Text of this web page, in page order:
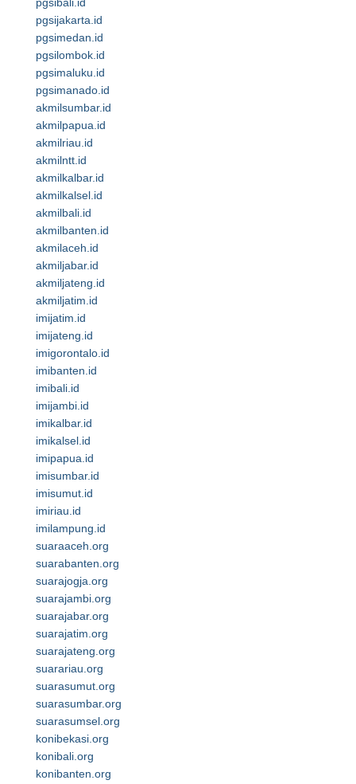
pgsijakarta.id
pgsimedan.id
pgsilombok.id
pgsimaluku.id
pgsimanado.id
akmilsumbar.id
akmilpapua.id
akmilriau.id
akmilntt.id
akmilkalbar.id
akmilkalsel.id
akmilbali.id
akmilbanten.id
akmilaceh.id
akmiljabar.id
akmiljateng.id
akmiljatim.id
imijatim.id
imijateng.id
imigorontalo.id
imibanten.id
imibali.id
imijambi.id
imikalbar.id
imikalsel.id
imipapua.id
imisumbar.id
imisumut.id
imiriau.id
imilampung.id
suaraaceh.org
suarabanten.org
suarajogja.org
suarajambi.org
suarajabar.org
suarajatim.org
suarajateng.org
suarariau.org
suarasumut.org
suarasumbar.org
suarasumsel.org
konibekasi.org
konibali.org
konibanten.org